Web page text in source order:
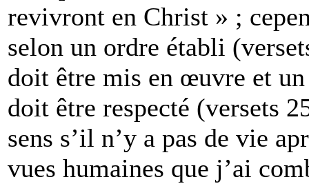
revivront en Christ » ;
selon un ordre établi
doit être mis en œuvre et
doit être respecté (versets
sens s’il n’y a pas de vie
vues humaines que j’ai